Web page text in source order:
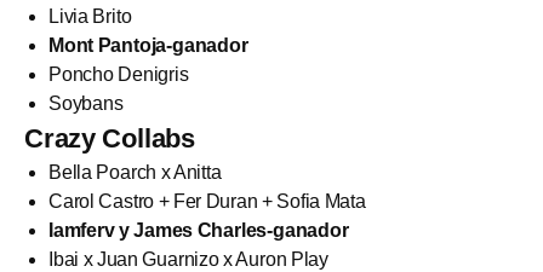
Livia Brito
Mont Pantoja-ganador
Poncho Denigris
Soybans
Crazy Collabs
Bella Poarch x Anitta
Carol Castro + Fer Duran + Sofia Mata
Iamferv y James Charles-ganador
Ibai x Juan Guarnizo x Auron Play